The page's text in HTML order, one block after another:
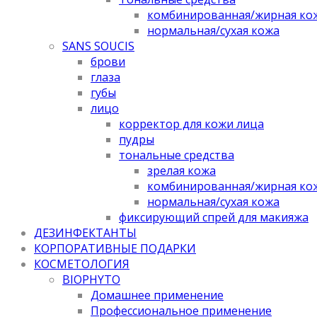
комбинированная/жирная
нормальная/cухая кожа
SANS SOUCIS
брови
глаза
губы
лицо
корректор для кожи лица
пудры
тональные средства
зрелая кожа
комбинированная/жирная
нормальная/cухая кожа
фиксирующий спрей для макияжа
ДЕЗИНФЕКТАНТЫ
КОРПОРАТИВНЫЕ ПОДАРКИ
КОСМЕТОЛОГИЯ
BIOPHYTO
Домашнее применение
Профессиональное применение